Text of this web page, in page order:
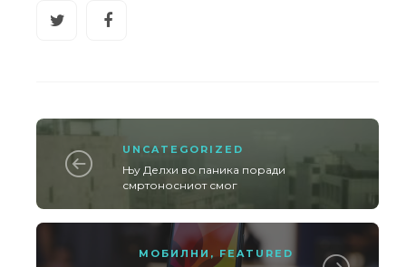
UNCATEGORIZED
Њу Делхи во паника поради
смртоносниот смог
МОБИЛНИ , FEATURED